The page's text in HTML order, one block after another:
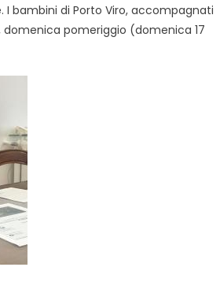
bambini di Porto Viro, accompagnati
pomeriggio (domenica 17